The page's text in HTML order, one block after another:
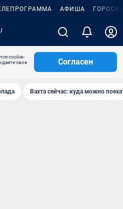
АФИША
cookie-
свое
Согласен
Вахта сейчас: куда можно